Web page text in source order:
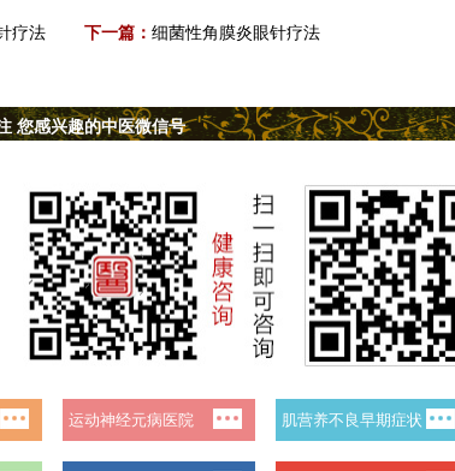
疗法 下一篇： 细菌性角膜炎眼针疗法
您感兴趣的中医微信号